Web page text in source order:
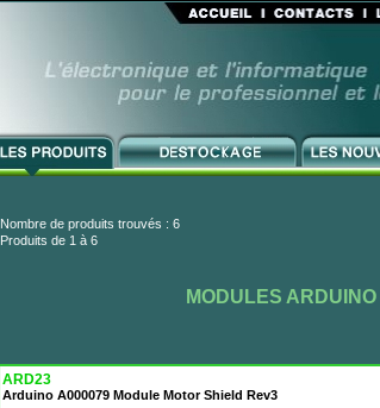
Nombre de produits trouvés : 6
Produits de 1 à 6
MODULES ARDUINO
ARD23
Arduino A000079 Module Motor Shield Rev3